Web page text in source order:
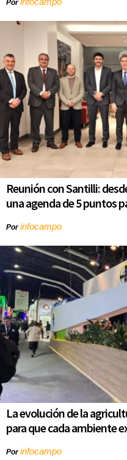
Por
Reunión con Santilli:
una agenda de 5 puntos
Porinfocampo
La evolución de la
para que cada ambiente
Porinfocampo